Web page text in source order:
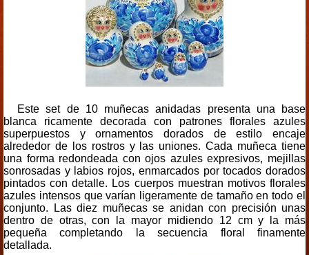
Este set de 10 muñecas anidadas presenta una base
blanca ricamente decorada con patrones florales azules
superpuestos y ornamentos dorados de estilo encaje
alrededor de los rostros y las uniones. Cada muñeca tiene
una forma redondeada con ojos azules expresivos, mejillas
sonrosadas y labios rojos, enmarcados por tocados dorados
pintados con detalle. Los cuerpos muestran motivos florales
azules intensos que varían ligeramente de tamaño en todo el
conjunto. Las diez muñecas se anidan con precisión unas
dentro de otras, con la mayor midiendo 12 cm y la más
pequeña completando la secuencia floral finamente
detallada.